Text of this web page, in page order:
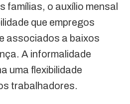
famílias, o auxílio mensal
que empregos
associados a baixos
A informalidade
uma flexibilidade
trabalhadores.